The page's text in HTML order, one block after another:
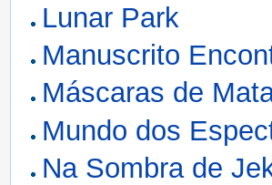
Lunar Park
Manuscrito
Máscaras de
Mundo dos
Na Sombra de